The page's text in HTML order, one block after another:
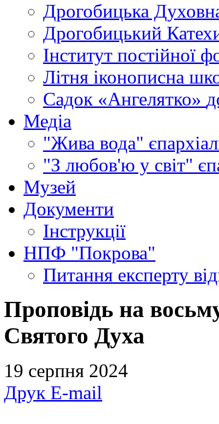
Дрогобицька
Дрогобицький
Інститут постійної
Літня іконописна
Садок «Ангелятко»
Медіа
"Жива вода"
"З любов'ю у світ"
Музей
Документи
Інструкції
НПФ "Покрова"
Питання експерту
Проповідь на
Святого Духа
19 серпня 2024
Друк E-mail